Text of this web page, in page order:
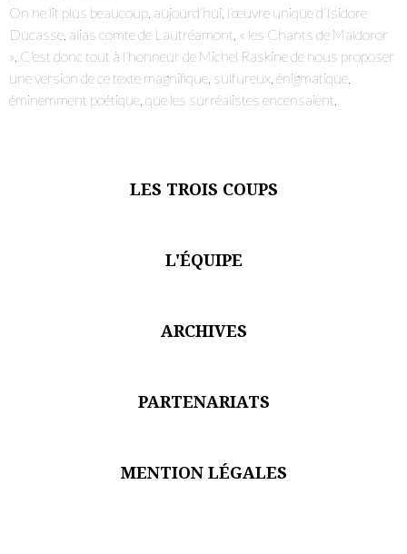
On ne lit plus beaucoup, aujourd’hui, l’œuvre unique d’Isidore
Ducasse, alias comte de Lautréamont, « les Chants de Maldoror
». C’est donc tout à l’honneur de Michel Raskine de nous proposer
une version de ce texte magnifique, sulfureux, énigmatique,
éminemment poétique, que les surréalistes encensaient.
LES TROIS COUPS
L'ÉQUIPE
ARCHIVES
PARTENARIATS
MENTION LÉGALES